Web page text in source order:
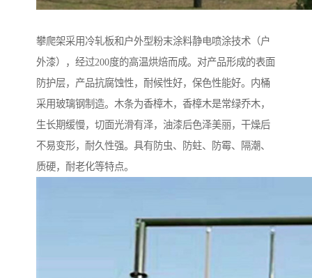
攀爬架采用冷轧板和户外型粉末涂料静电喷涂技术（户
外漆），经过200度的高温烘焙而成。对产品形成的表面
防护层，产品抗腐蚀性，耐候性好，保色性能好。内桶
采用玻璃钢制造。木条为香樟木，香樟木是常绿乔木，
生长期缓慢，切面光滑有泽，油漆后色泽美丽，干燥后
不易变形，耐久性强。具有防虫、防蛀、防霉、隔潮、
质硬，耐老化等特点。